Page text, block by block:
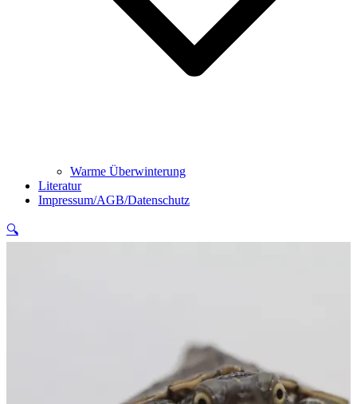
Warme Überwinterung
Literatur
Impressum/AGB/Datenschutz
🔍